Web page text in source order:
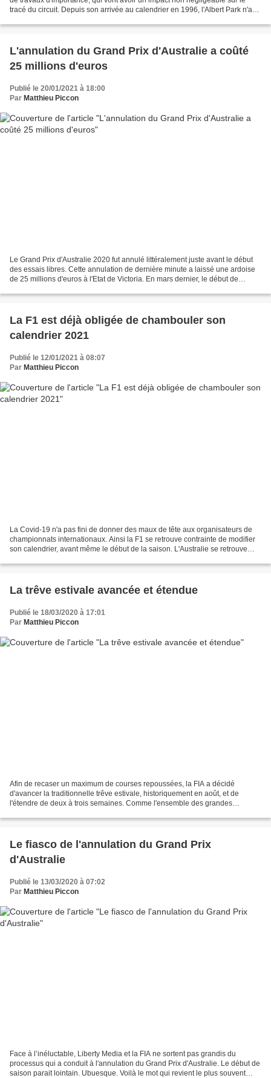
tracé du circuit. Depuis son arrivée au calendrier en 1996, l'Albert Park n'a
L'annulation du Grand Prix d'Australie a coûté
25 millions d'euros
Publié le 20/01/2021 à 18:00
Par Matthieu Piccon
Le Grand Prix d'Australie 2020 fut annulé littéralement juste avant le début
des essais libres. Cette annulation de dernière minute a laissé une ardoise
de 25 millions d'euros à l'Etat de Victoria. En mars dernier, le début de
La F1 est déjà obligée de chambouler son
calendrier 2021
Publié le 12/01/2021 à 08:07
Par Matthieu Piccon
La Covid-19 n'a pas fini de donner des maux de tête aux organisateurs de
championnats internationaux. Ainsi la F1 se retrouve contrainte de modifier
son calendrier, avant même le début de la saison. L'Australie se retrouve
La trêve estivale avancée et étendue
Publié le 18/03/2020 à 17:01
Par Matthieu Piccon
Afin de recaser un maximum de courses repoussées, la FIA a décidé
d'avancer la traditionnelle trêve estivale, historiquement en août, et de
l'étendre de deux à trois semaines. Comme l'ensemble des grandes
Le fiasco de l'annulation du Grand Prix
d'Australie
Publié le 13/03/2020 à 07:02
Par Matthieu Piccon
Face à l’inéluctable, Liberty Media et la FIA ne sortent pas grandis du
processus qui a conduit à l'annulation du Grand Prix d'Australie. Le début de
saison parait lointain. Ubuesque. Voilà le mot qui revient le plus souvent